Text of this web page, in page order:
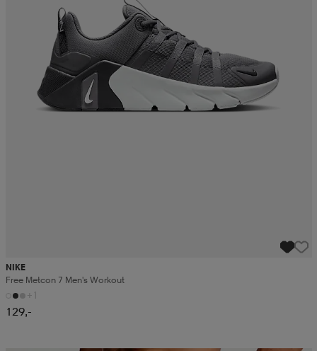
NIKE
Free Metcon 7 Men's Workout
+1
129,-